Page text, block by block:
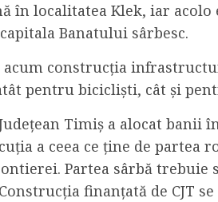
în localitatea Klek, iar acolo
Banatului sârbesc.
acum construcția
pentru bicicliști, cât și
Timiș a alocat banii
a ceea ce ţine de partea
Partea sârbă trebuie
finanțată de CJT